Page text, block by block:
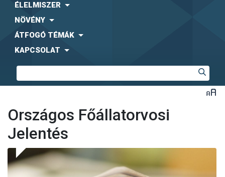
ÉLELMISZER
NÖVÉNY
ÁTFOGÓ TÉMÁK
KAPCSOLAT
Országos Főállatorvosi
Jelentés